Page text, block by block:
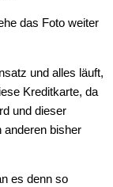
das Foto weiter
und alles läuft,
Kreditkarte, da
und dieser
anderen bisher
es denn so